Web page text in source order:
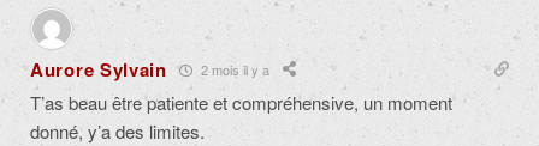
Aurore Sylvain 2 mois il y a
T’as beau être patiente et compréhensive, un moment
donné, y’a des limites.